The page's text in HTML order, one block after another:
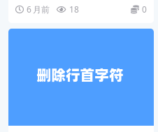
6 月前
18 0